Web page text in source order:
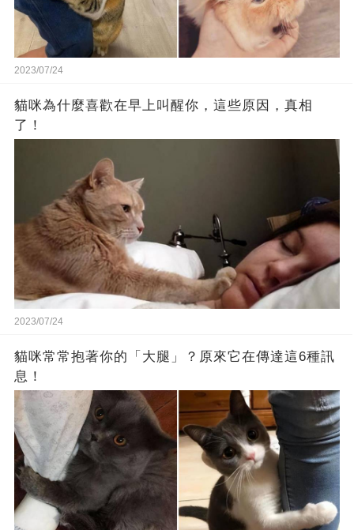
2023/07/24
貓咪為什麼喜歡在早上叫醒你，這些原因，真相
了！
2023/07/24
貓咪常常抱著你的「大腿」？原來它在傳達這6種訊
息！